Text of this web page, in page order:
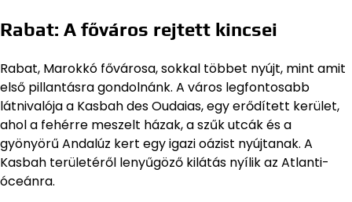
Rabat: A főváros rejtett kincsei
Rabat, Marokkó fővárosa, sokkal többet nyújt, mint amit
első pillantásra gondolnánk. A város legfontosabb
látnivalója a Kasbah des Oudaias, egy erődített kerület,
ahol a fehérre meszelt házak, a szűk utcák és a
gyönyörű Andalúz kert egy igazi oázist nyújtanak. A
Kasbah területéről lenyűgöző kilátás nyílik az Atlanti-
óceánra.